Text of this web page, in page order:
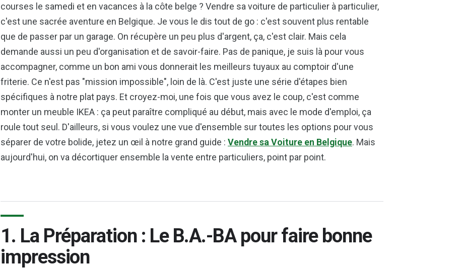
courses le samedi et en vacances à la côte belge ? Vendre sa voiture de particulier à particulier,
c'est une sacrée aventure en Belgique. Je vous le dis tout de go : c'est souvent plus rentable
que de passer par un garage. On récupère un peu plus d'argent, ça, c'est clair. Mais cela
demande aussi un peu d'organisation et de savoir-faire. Pas de panique, je suis là pour vous
accompagner, comme un bon ami vous donnerait les meilleurs tuyaux au comptoir d'une
friterie. Ce n'est pas "mission impossible", loin de là. C'est juste une série d'étapes bien
spécifiques à notre plat pays. Et croyez-moi, une fois que vous avez le coup, c'est comme
monter un meuble IKEA : ça peut paraître compliqué au début, mais avec le mode d'emploi, ça
roule tout seul. D'ailleurs, si vous voulez une vue d'ensemble sur toutes les options pour vous
séparer de votre bolide, jetez un œil à notre grand guide : Vendre sa Voiture en Belgique. Mais
aujourd'hui, on va décortiquer ensemble la vente entre particuliers, point par point.
1. La Préparation : Le B.A.-BA pour faire bonne
impression